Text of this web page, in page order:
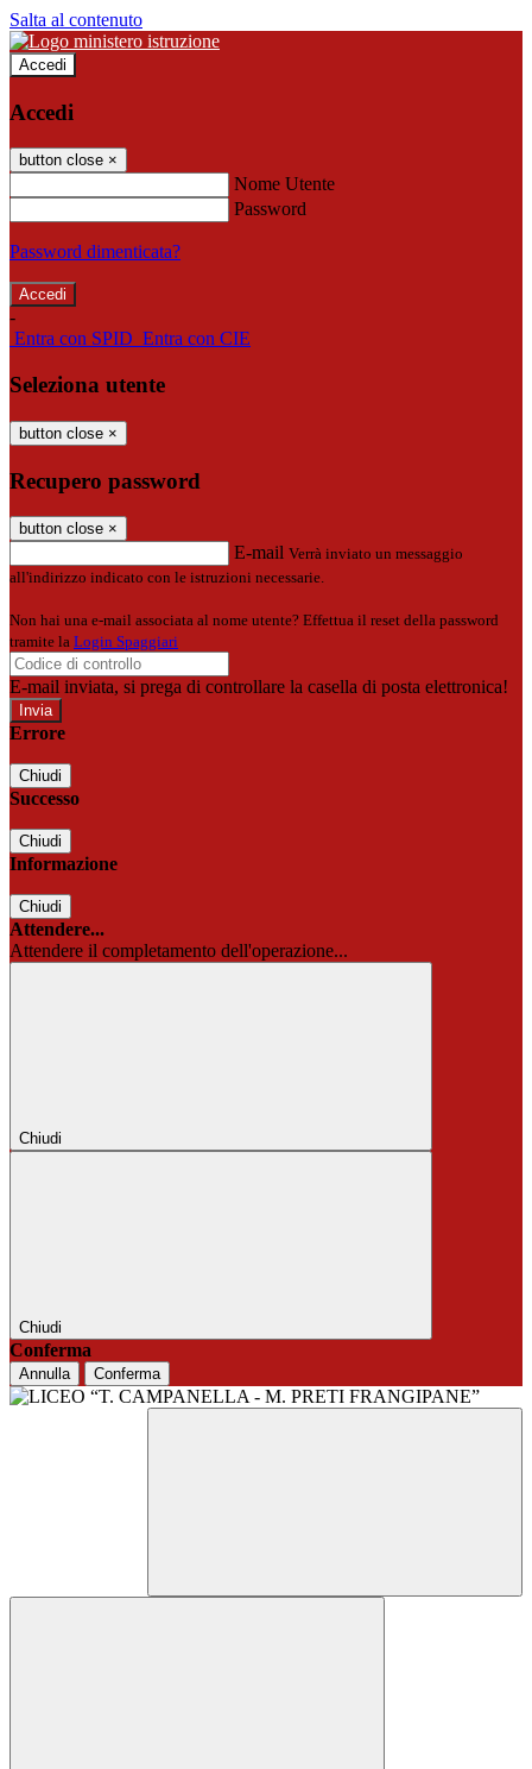
Salta al contenuto
Accedi
Accedi
button close ×
Nome Utente
Password
Password dimenticata?
-
Entra con SPID Entra con CIE
Seleziona utente
button close ×
Recupero password
button close ×
E-mail Verrà inviato un messaggio
all'indirizzo indicato con le istruzioni necessarie.
Non hai una e-mail associata al nome utente? Effettua il reset della password
tramite la Login Spaggiari
E-mail inviata, si prega di controllare la casella di posta elettronica!
Errore
Chiudi
Successo
Chiudi
Informazione
Chiudi
Attendere...
Attendere il completamento dell'operazione...
Chiudi
Chiudi
Conferma
Annulla Conferma